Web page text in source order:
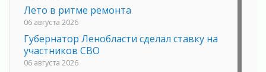
Лето в ритме ремонта
06 августа 2026
Губернатор Ленобласти сделал ставку на
участников СВО
06 августа 2026